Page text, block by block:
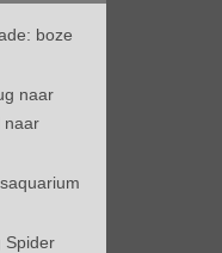
boze
naar
naar
Spider